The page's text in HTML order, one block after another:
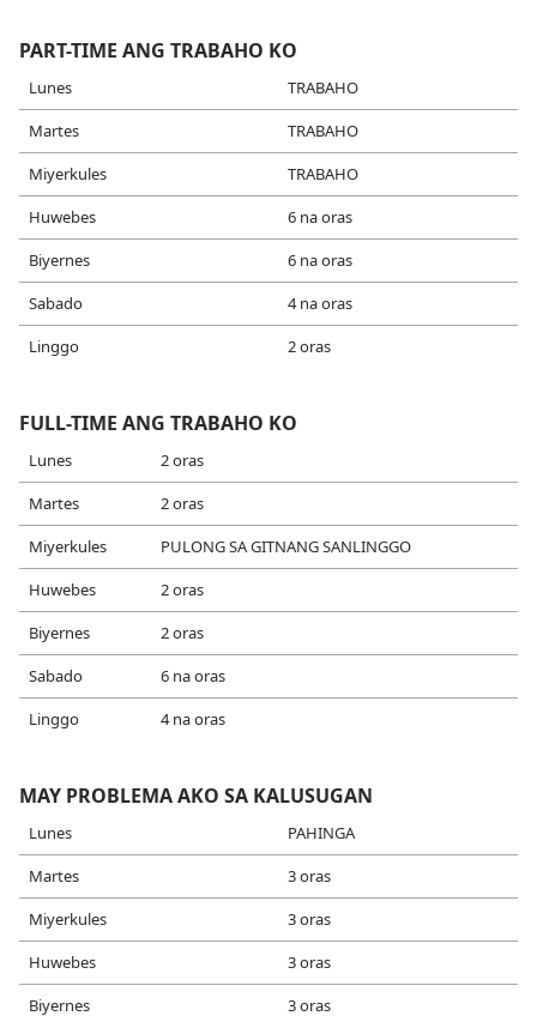
PART-TIME ANG TRABAHO KO
Lunes
TRABAHO
Martes
TRABAHO
Miyerkules
TRABAHO
Huwebes
6 na oras
Biyernes
6 na oras
Sabado
4 na oras
Linggo
2 oras
FULL-TIME ANG TRABAHO KO
Lunes
2 oras
Martes
2 oras
Miyerkules
PULONG SA GITNANG SANLINGGO
Huwebes
2 oras
Biyernes
2 oras
Sabado
6 na oras
Linggo
4 na oras
MAY PROBLEMA AKO SA KALUSUGAN
Lunes
PAHINGA
Martes
3 oras
Miyerkules
3 oras
Huwebes
3 oras
Biyernes
3 oras